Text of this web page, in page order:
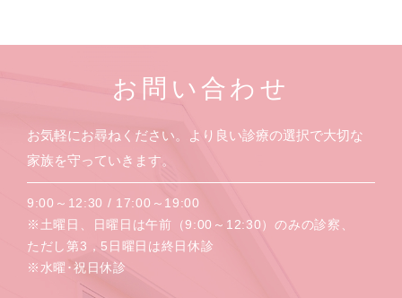
お問い合わせ
お気軽にお尋ねください。より良い診療の選択で大切な
家族を守っていきます。
9:00～12:30 / 17:00～19:00
※土曜日、日曜日は午前（9:00～12:30）のみの診察、
ただし第3，5日曜日は終日休診
※水曜･祝日休診